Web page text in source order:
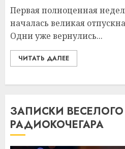
Первая полноценная
началась великая
Одни уже вернулись...
ЧИТАТЬ ДАЛЕЕ
ЗАПИСКИ ВЕСЕЛОГО
РАДИОКОЧЕГАРА